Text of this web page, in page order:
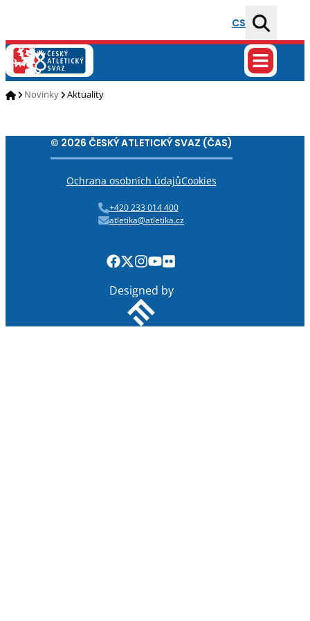
CS
Novinky Aktuality
© 2026 ČESKÝ ATLETICKÝ SVAZ (ČAS)
Ochrana osobních údajůCookies
+420 233 014 400
atletika@atletika.cz
Designed by